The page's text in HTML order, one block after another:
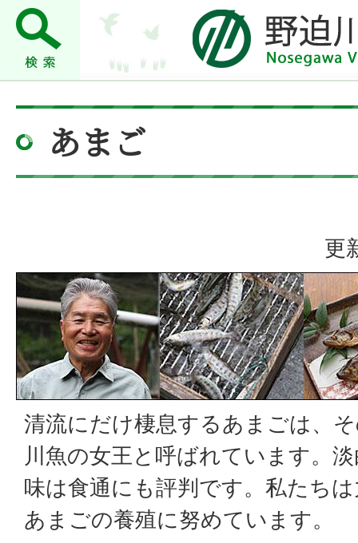
あまご
更
清流にだけ棲息するあまごは、
川魚の女王と呼ばれています。
味は食通にも評判です。私たち
あまごの養殖に努めています。